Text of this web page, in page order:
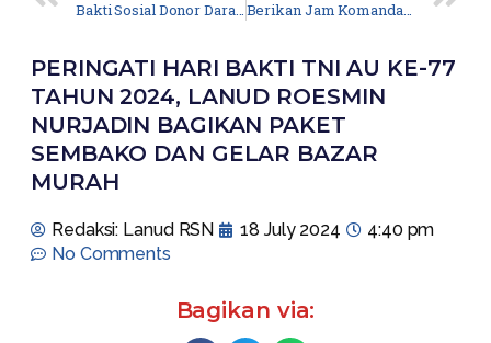
PERINGATI HARI BAKTI TNI AU KE-77
TAHUN 2024, LANUD ROESMIN
NURJADIN BAGIKAN PAKET
SEMBAKO DAN GELAR BAZAR
MURAH
Redaksi: Lanud RSN 18 July 2024
4:40 pm
No Comments
Bagikan via: